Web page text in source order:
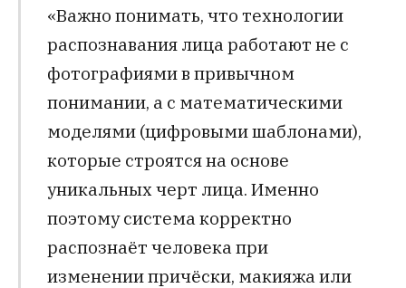
«Важно понимать, что технологии
распознавания лица работают не с
фотографиями в привычном
понимании, а с математическими
моделями (цифровыми шаблонами),
которые строятся на основе
уникальных черт лица. Именно
поэтому система корректно
распознаёт человека при
изменении причёски, макияжа или